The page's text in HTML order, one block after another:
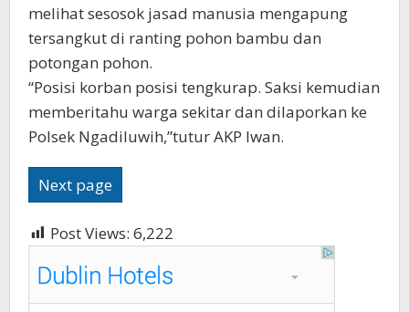
melihat sesosok jasad manusia mengapung
tersangkut di ranting pohon bambu dan
potongan pohon.
“Posisi korban posisi tengkurap. Saksi kemudian
memberitahu warga sekitar dan dilaporkan ke
Polsek Ngadiluwih,”tutur AKP Iwan.
Next page
Post Views: 6,222